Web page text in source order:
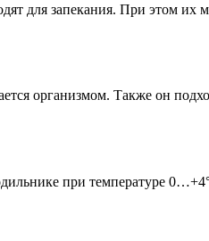
для запекания. При этом их
организмом. Также он
при температуре